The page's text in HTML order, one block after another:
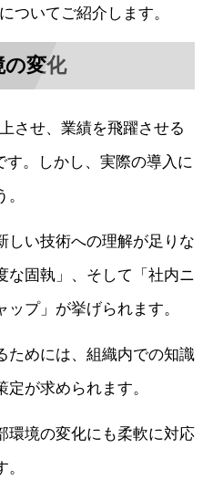
ついてご紹介します。
の変化
させ、業績を飛躍させる
す。しかし、実際の導入に
しい技術への理解が足りな
な固執」、そして「社内ニ
プ」が挙げられます。
ためには、組織内での知識
が求められます。
環境の変化にも柔軟に対応